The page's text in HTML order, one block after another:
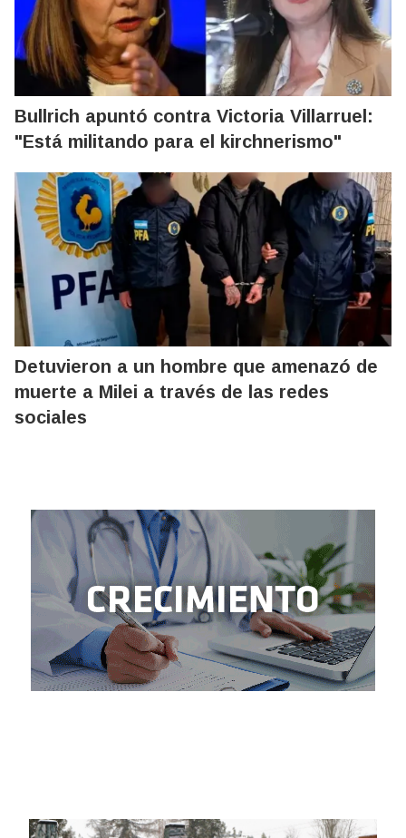
Bullrich apuntó contra Victoria Villarruel:
"Está militando para el kirchnerismo"
Detuvieron a un hombre que amenazó de
muerte a Milei a través de las redes
sociales